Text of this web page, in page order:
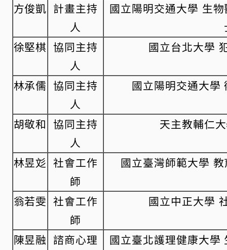
方俊凱 計畫主持
人
國立陽明交通大學 生
徐堅棋 協同主持
人
國立台北大學
林承儒 協同主持
人
國立陽明交通大學
胡敬和 協同主持
人
天主教輔仁
林昱彣 社會工作
師
國立臺灣師範大學
翁若雯 社會工作
師
國立中正大學
陳昱融 諮商心理
國立臺北護理健康大學